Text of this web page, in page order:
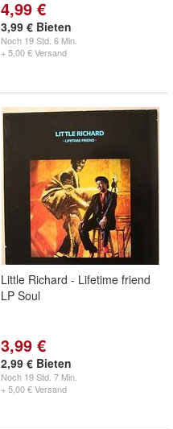
4,99 €
3,99 € Bieten
Noch 19 Std. 6 Min.
+ 5,00 € Versand
Little Richard - Lifetime friend
LP Soul
3,99 €
2,99 € Bieten
Noch 19 Std. 7 Min.
+ 5,00 € Versand